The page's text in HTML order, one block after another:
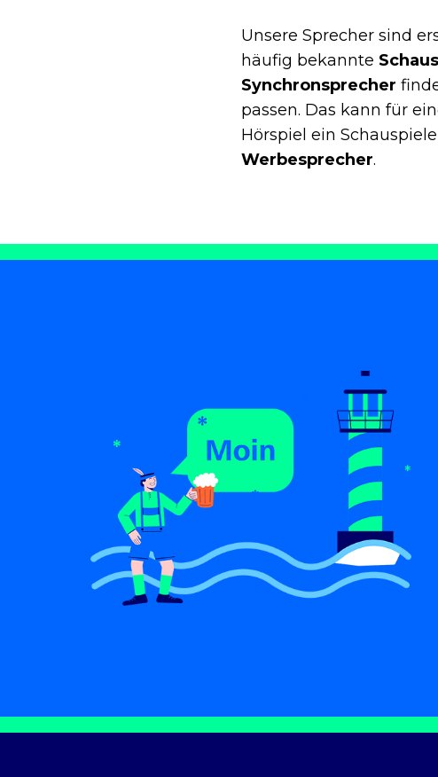
Unsere Sprecher sind
häufig bekannte
Synchronsprecher
passen. Das kann für
Hörspiel ein
Werbesprecher.